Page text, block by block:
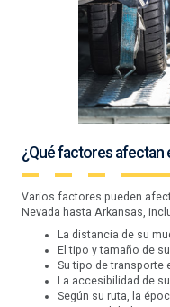
¿Qué factores afectan
Varios factores pueden
Nevada hasta Arkansas,
La distancia de su
El tipo y tamaño de
Su tipo de transporte
La accesibilidad de
Según su ruta, la